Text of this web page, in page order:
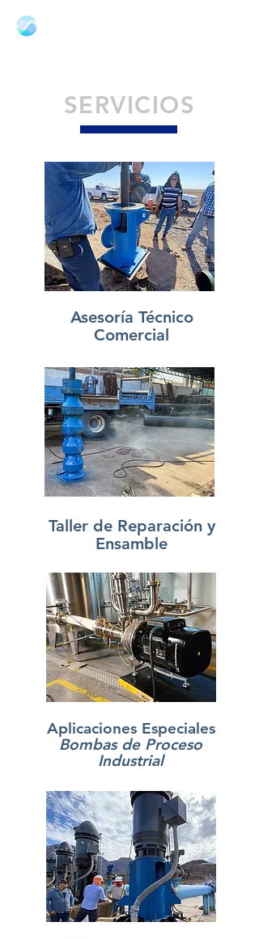
SERVICIOS
Asesoría Técnico
Comercial
Taller de Reparación y
Ensamble
Aplicaciones Especiales
Bombas de Proceso
Industrial